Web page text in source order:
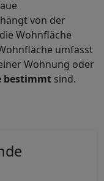
von der
Wohnfläche
umfasst
Wohnung oder
bestimmt sind.